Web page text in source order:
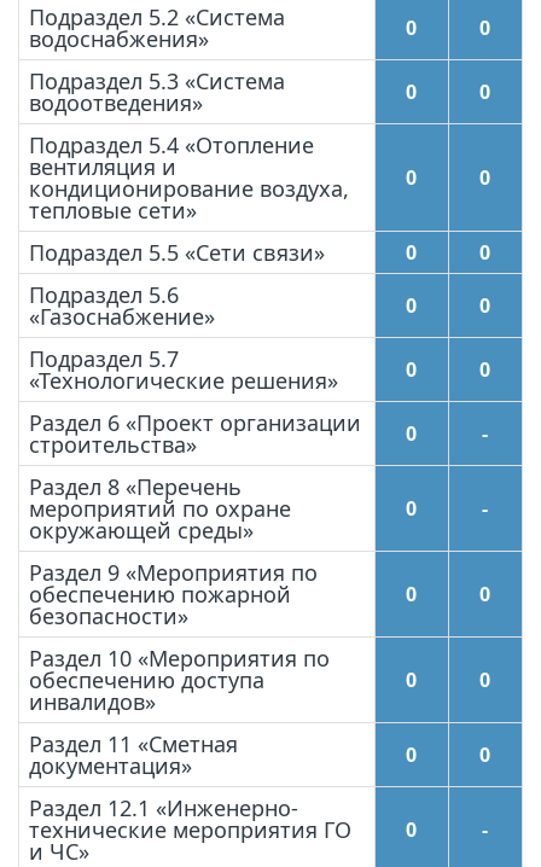
Подраздел 5.2 «Система
водоснабжения» 0 0
Подраздел 5.3 «Система
водоотведения» 0 0
Подраздел 5.4 «Отопление
вентиляция и
кондиционирование воздуха,
тепловые сети»
0 0
Подраздел 5.5 «Сети связи» 0 0
Подраздел 5.6
«Газоснабжение» 0 0
Подраздел 5.7
«Технологические решения» 0 0
Раздел 6 «Проект организации
строительства» 0 -
Раздел 8 «Перечень
мероприятий по охране
окружающей среды»
0 -
Раздел 9 «Мероприятия по
обеспечению пожарной
безопасности»
0 0
Раздел 10 «Мероприятия по
обеспечению доступа
инвалидов»
0 0
Раздел 11 «Сметная
документация» 0 0
Раздел 12.1 «Инженерно-
технические мероприятия ГО
и ЧС»
0 -